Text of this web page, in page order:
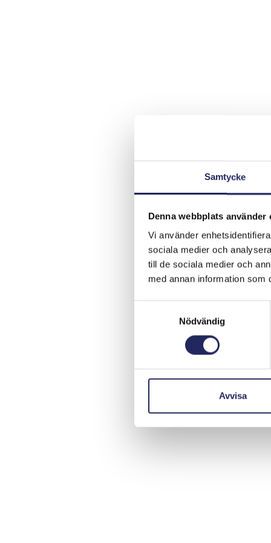
Samtycke
Denna webbplats använder
Vi använder
sociala medier och
till de sociala medier och
med annan information som
Nödvändig
Avvisa